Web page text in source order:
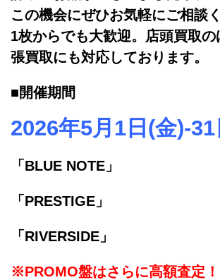
この機会にぜひお気軽にご相談
1枚からでも大歓迎。店頭買取の
張買取にも対応しております。
■開催期間
2026年5月1日(金)-
「BLUE NOTE」
「PRESTIGE」
「RIVERSIDE」
※PROMO盤はさらに高額査定！